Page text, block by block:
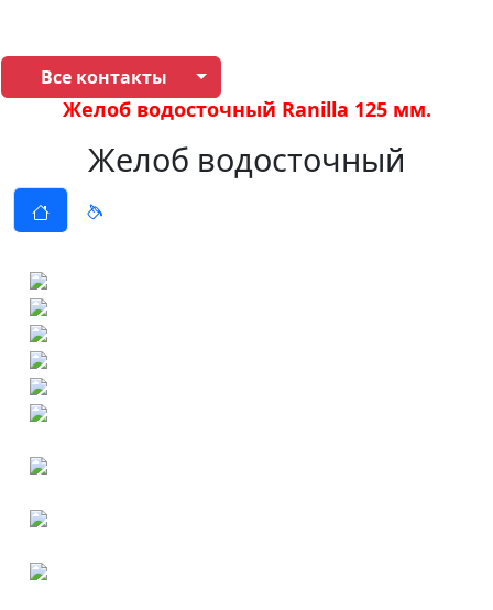
Все контакты
Желоб водосточный Ranilla 125 мм.
Желоб водосточный